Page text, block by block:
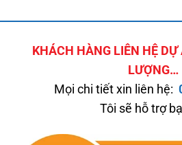
KHÁCH HÀNG LIÊN HỆ
LƯỢNG…
Mọi chi tiết xin liên hệ:
Tôi sẽ hỗ trợ